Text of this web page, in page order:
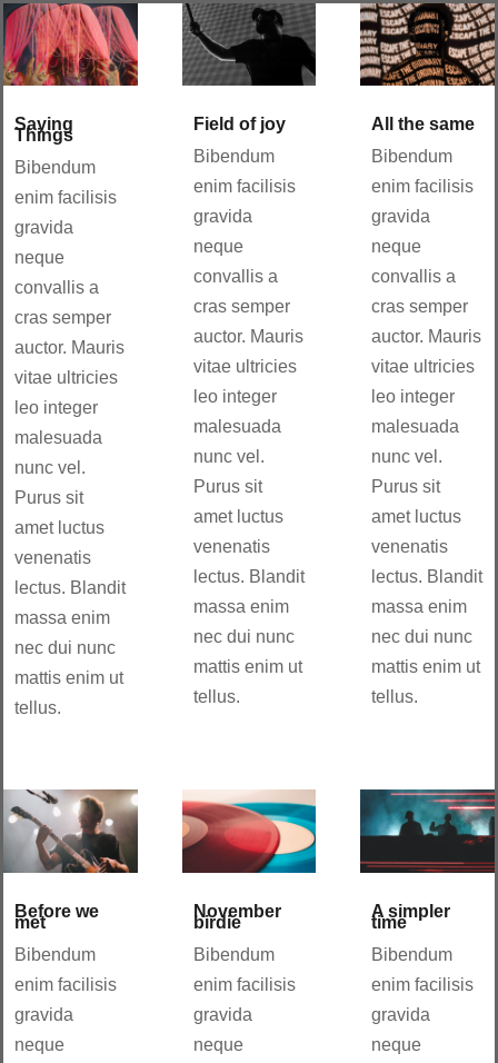
Saying
Things
Bibendum
enim facilisis
gravida
neque
convallis a
cras semper
auctor. Mauris
vitae ultricies
leo integer
malesuada
nunc vel.
Purus sit
amet luctus
venenatis
lectus. Blandit
massa enim
nec dui nunc
mattis enim ut
tellus.
Field of joy
Bibendum
enim facilisis
gravida
neque
convallis a
cras semper
auctor. Mauris
vitae ultricies
leo integer
malesuada
nunc vel.
Purus sit
amet luctus
venenatis
lectus. Blandit
massa enim
nec dui nunc
mattis enim ut
tellus.
All the same
Bibendum
enim facilisis
gravida
neque
convallis a
cras semper
auctor. Mauris
vitae ultricies
leo integer
malesuada
nunc vel.
Purus sit
amet luctus
venenatis
lectus. Blandit
massa enim
nec dui nunc
mattis enim ut
tellus.
Before we
met
Bibendum
enim facilisis
gravida
neque
November
birdie
Bibendum
enim facilisis
gravida
neque
A simpler
time
Bibendum
enim facilisis
gravida
neque